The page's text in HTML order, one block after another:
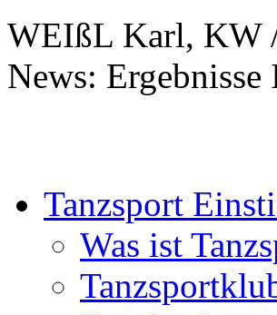
WEIßL Karl, KW
News: Ergebnisse
Tanzsport
Was ist